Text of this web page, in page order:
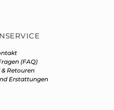
(FAQ)
& Retouren
Erstattungen